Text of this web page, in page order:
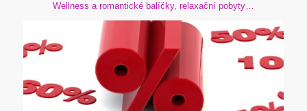
Wellness a romantické balíčky, relaxační pobyty…